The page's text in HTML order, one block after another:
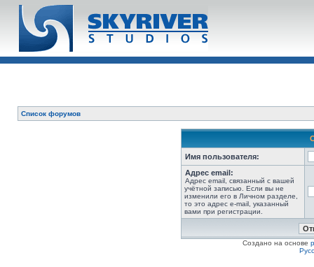
Список форумов
Имя пользователя:
Адрес email:
Адрес email, связанный с вашей
учётной записью. Если вы не
изменили его в Личном разделе,
то это адрес e-mail, указанный
вами при регистрации.
Создано на основе